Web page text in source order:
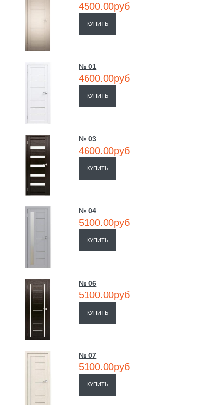
4500.00руб
КУПИТЬ
№ 01
4600.00руб
КУПИТЬ
№ 03
4600.00руб
КУПИТЬ
№ 04
5100.00руб
КУПИТЬ
№ 06
5100.00руб
КУПИТЬ
№ 07
5100.00руб
КУПИТЬ